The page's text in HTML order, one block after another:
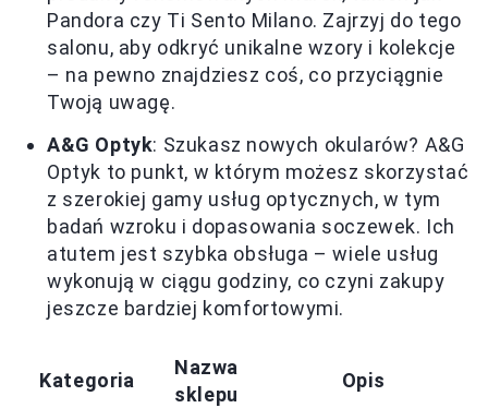
Pandora czy Ti Sento Milano. Zajrzyj do tego
salonu, aby odkryć unikalne wzory i kolekcje
– na pewno znajdziesz coś, co przyciągnie
Twoją uwagę.
A&G Optyk: Szukasz nowych okularów? A&G
Optyk to punkt, w którym możesz skorzystać
z szerokiej gamy usług optycznych, w tym
badań wzroku i dopasowania soczewek. Ich
atutem jest szybka obsługa – wiele usług
wykonują w ciągu godziny, co czyni zakupy
jeszcze bardziej komfortowymi.
Kategoria
Nazwa
sklepu
Opis